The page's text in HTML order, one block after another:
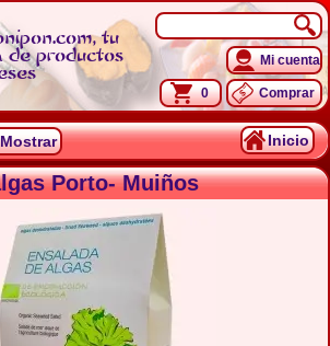
tu
de productos
Mi cuenta
0 Comprar
Mostrar Inicio
Porto- Muiños